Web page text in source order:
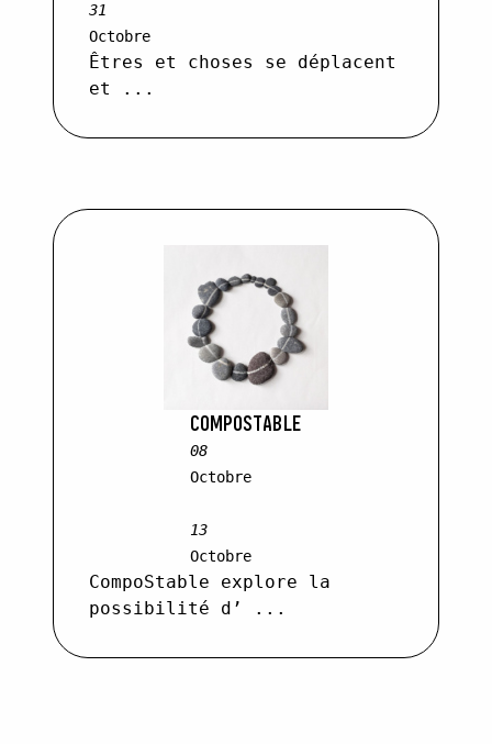
31
Octobre
Êtres et choses se déplacent
et ...
COMPOSTABLE
08
Octobre
13
Octobre
CompoStable explore la
possibilité d’ ...